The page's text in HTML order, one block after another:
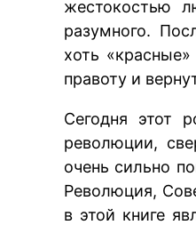
жестокостью
разумного.
хоть
правоту и
Сегодня этот
революции,
очень сильно
Революция,
в этой книге